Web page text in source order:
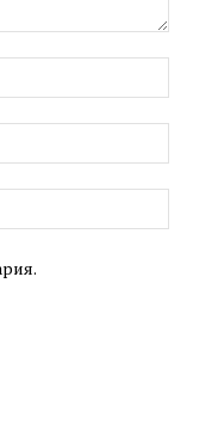
почта:*
Сайт: